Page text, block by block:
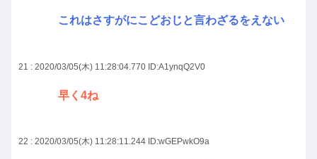
これはさすがにこどおじと言わざるをえない
21 : 2020/03/05(木) 11:28:04.770 ID:A1ynqQ2V0
早く4ね
22 : 2020/03/05(木) 11:28:11.244 ID:wGEPwkO9a